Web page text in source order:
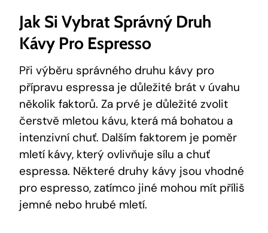
Jak Si Vybrat Správný Druh
Kávy Pro Espresso
Při výběru správného druhu kávy pro
přípravu espressa je důležité brát v úvahu
několik faktorů. Za prvé je důležité zvolit
čerstvě mletou kávu, která má bohatou a
intenzivní chuť. Dalším faktorem je poměr
mletí kávy, který ovlivňuje sílu a chuť
espressa. Některé druhy kávy jsou vhodné
pro espresso, zatímco jiné mohou mít příliš
jemné nebo hrubé mletí.